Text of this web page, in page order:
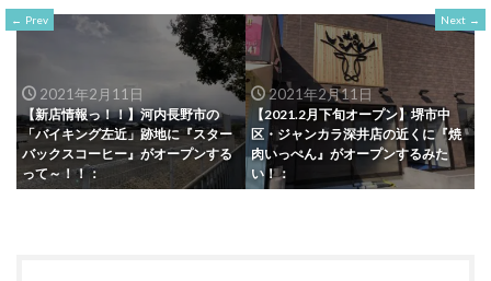
Prev
2021年2月11日
【新店情報っ！！】河内長野市の
「バイキング左近」跡地に『スター
バックスコーヒー』がオープンする
って～！！：
Next
2021年2月11日
【2021.2月下旬オープン】堺市中
区・ジャンカラ深井店の近くに『焼
肉いっぺん』がオープンするみた
い！：